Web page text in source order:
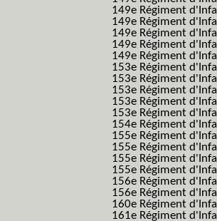
149e Régiment
149e Régiment
149e Régiment
149e Régiment
149e Régiment
153e Régiment
153e Régiment
153e Régiment
153e Régiment
153e Régiment
154e Régiment
155e Régiment
155e Régiment
155e Régiment
155e Régiment
156e Régiment
156e Régiment
160e Régiment
161e Régiment